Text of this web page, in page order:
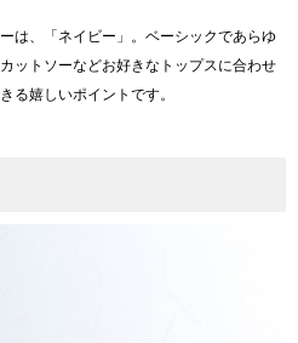
は、「ネイビー」。ベーシックであらゆ
ットソーなどお好きなトップスに合わせ
る嬉しいポイントです。